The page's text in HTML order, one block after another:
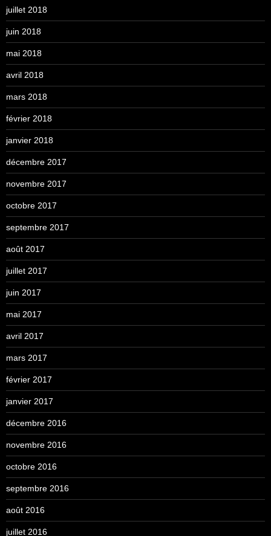
juillet 2018
juin 2018
mai 2018
avril 2018
mars 2018
février 2018
janvier 2018
décembre 2017
novembre 2017
octobre 2017
septembre 2017
août 2017
juillet 2017
juin 2017
mai 2017
avril 2017
mars 2017
février 2017
janvier 2017
décembre 2016
novembre 2016
octobre 2016
septembre 2016
août 2016
juillet 2016